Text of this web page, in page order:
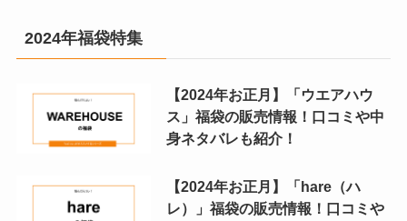
2024年福袋特集
【2024年お正月】「ウエアハウ
ス」福袋の販売情報！口コミや中
身ネタバレも紹介！
【2024年お正月】「hare（ハ
レ）」福袋の販売情報！口コミや